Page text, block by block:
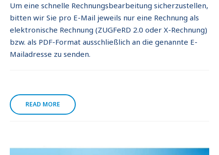
Um eine schnelle Rechnungsbearbeitung sicherzustellen,
bitten wir Sie pro E-Mail jeweils nur eine Rechnung als
elektronische Rechnung (ZUGFeRD 2.0 oder X-Rechnung)
bzw. als PDF-Format ausschließlich an die genannte E-
Mailadresse zu senden.
READ MORE